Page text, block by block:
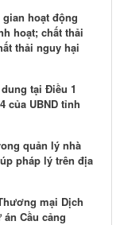
hoạt động
hoạt; chất thải
thải nguy hại
tại Điều 1
của UBND tỉnh
quản lý nhà
pháp lý trên địa
mại Dịch
Cầu cảng